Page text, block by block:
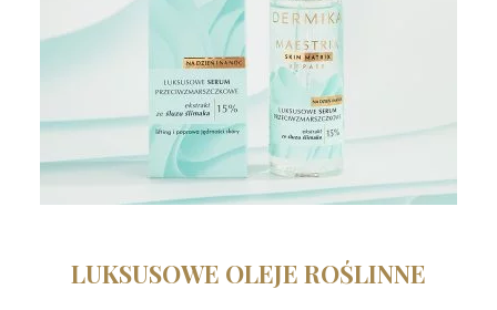
LUKSUSOWE OLEJE ROŚLINNE